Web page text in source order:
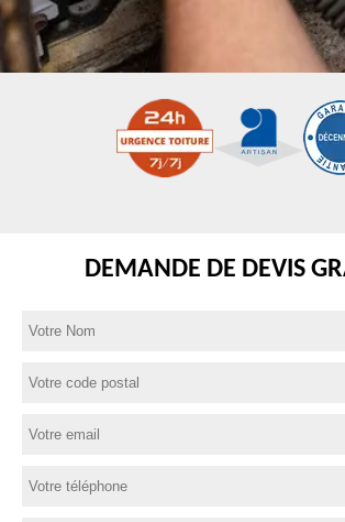
DEMANDE DE DEVIS